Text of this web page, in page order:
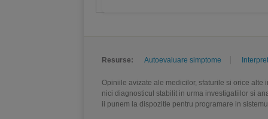
Resurse: Autoevaluare simptome
Opiniile avizate ale medicilor, sfaturile si orice
nici diagnosticul stabilit in urma investigatiilor si
ii punem la dispozitie pentru programare in